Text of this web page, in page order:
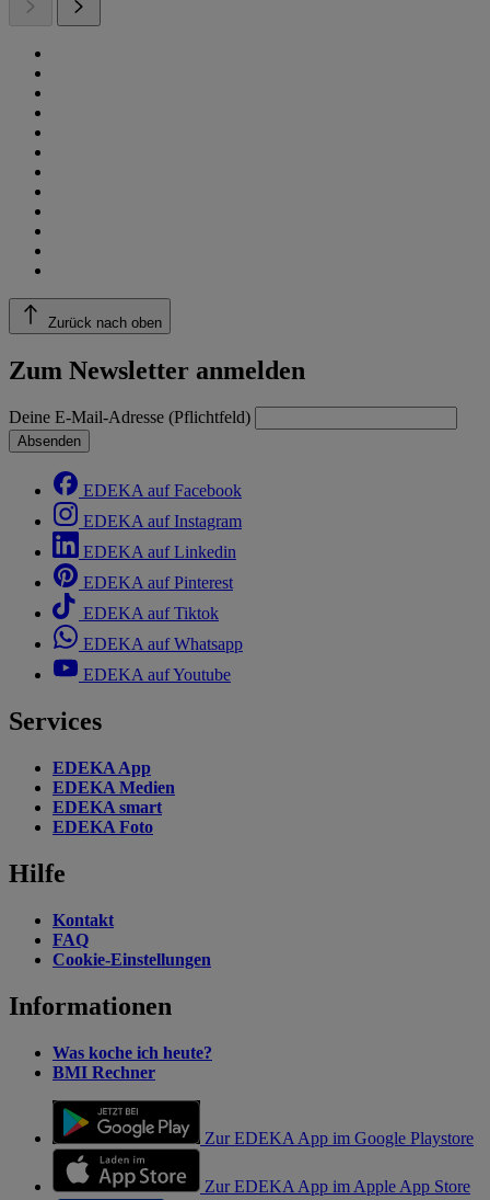
Zurück nach oben
Zum Newsletter anmelden
Deine E-Mail-Adresse (Pflichtfeld)
Absenden
EDEKA auf Facebook
EDEKA auf Instagram
EDEKA auf Linkedin
EDEKA auf Pinterest
EDEKA auf Tiktok
EDEKA auf Whatsapp
EDEKA auf Youtube
Services
EDEKA App
EDEKA Medien
EDEKA smart
EDEKA Foto
Hilfe
Kontakt
FAQ
Cookie-Einstellungen
Informationen
Was koche ich heute?
BMI Rechner
Zur EDEKA App im Google Playstore
Zur EDEKA App im Apple App Store